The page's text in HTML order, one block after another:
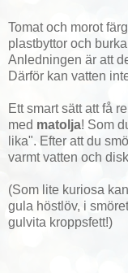
Tomat och morot
plastbyttor och
Anledningen är att
Därför kan vatten
Ett smart sätt att få
med matolja! Som
lika". Efter att du
varmt vatten och
(Som lite kuriosa
gula höstlöv, i
gulvita kroppsfett!)